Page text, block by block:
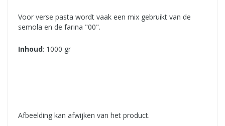
Voor verse pasta wordt vaak een mix gebruikt van de
semola en de farina "00".
Inhoud: 1000 gr
Afbeelding kan afwijken van het product.